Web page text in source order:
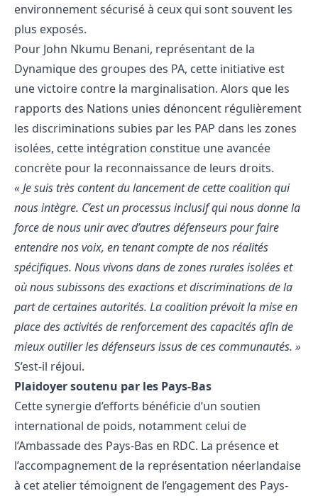
environnement sécurisé à ceux qui sont souvent les
plus exposés.
Pour John Nkumu Benani, représentant de la
Dynamique des groupes des PA, cette initiative est
une victoire contre la marginalisation. Alors que les
rapports des Nations unies dénoncent régulièrement
les discriminations subies par les PAP dans les zones
isolées, cette intégration constitue une avancée
concrète pour la reconnaissance de leurs droits.
« Je suis très content du lancement de cette coalition qui
nous intègre. C’est un processus inclusif qui nous donne la
force de nous unir avec d’autres défenseurs pour faire
entendre nos voix, en tenant compte de nos réalités
spécifiques. Nous vivons dans de zones rurales isolées et
où nous subissons des exactions et discriminations de la
part de certaines autorités. La coalition prévoit la mise en
place des activités de renforcement des capacités afin de
mieux outiller les défenseurs issus de ces communautés. »
S’est-il réjoui.
Plaidoyer soutenu par les Pays-Bas
Cette synergie d’efforts bénéficie d’un soutien
international de poids, notamment celui de
l’Ambassade des Pays-Bas en RDC. La présence et
l’accompagnement de la représentation néerlandaise
à cet atelier témoignent de l’engagement des Pays-